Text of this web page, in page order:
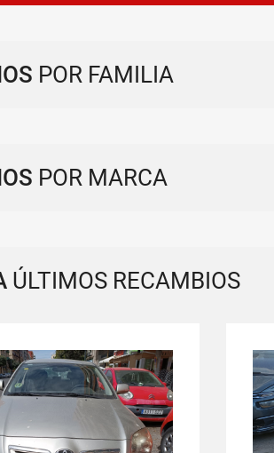
POR FAMILIA
POR MARCA
ÚLTIMOS RECAMBIOS